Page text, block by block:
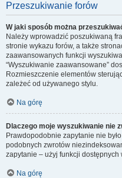
Przeszukiwanie forów
W jaki sposób można
Należy wprowadzić poszukiwaną
stronie wykazu forów, a także
zaawansowanych funkcji
“Wyszukiwanie zaawansowane”
Rozmieszczenie elementów
zależeć od używanego stylu.
Na górę
Dlaczego moje wyszukiwanie nie
Prawdopodobnie zapytanie nie
podobnych zwrotów
zapytanie – użyj funkcji
Na górę